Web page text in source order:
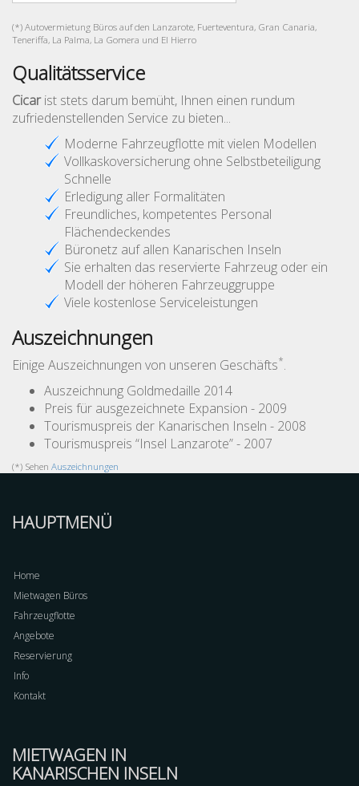
(*) Autovermietung Büros auf den Lanzarote, Fuerteventura, Gran Canaria,
Teneriffa, La Palma, La Gomera und El Hierro
Qualitätsservice
Cicarist stets darum bemüht, Ihnen einen rundum
zufriedenstellenden Service zu bieten...
Moderne Fahrzeugflotte mit vielen Modellen
Vollkaskoversicherung ohne Selbstbeteiligung
Schnelle
Erledigung aller Formalitäten
Freundliches, kompetentes Personal
Flächendeckendes
Büronetz auf allen Kanarischen Inseln
Sie erhalten das reservierte Fahrzeug oder ein
Modell der höheren Fahrzeuggruppe
Viele kostenlose Serviceleistungen
Auszeichnungen
Einige Auszeichnungen von unseren Geschäfts*.
Auszeichnung Goldmedaille 2014
Preis für ausgezeichnete Expansion - 2009
Tourismuspreis der Kanarischen Inseln - 2008
Tourismuspreis “Insel Lanzarote” - 2007
(*) Sehen Auszeichnungen
HAUPTMENÜ
Home
Mietwagen Büros
Fahrzeugflotte
Angebote
Reservierung
Info
Kontakt
MIETWAGEN IN
KANARISCHEN INSELN